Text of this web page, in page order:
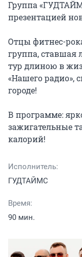
Группа
презентацией
Отцы фитнес-
группа, ставшая
тур длиною в
«Нашего радио»,
городе!
В программе:
зажигательные
калорий!
Исполнитель:
ГУДТАЙМС
Время:
90 мин.